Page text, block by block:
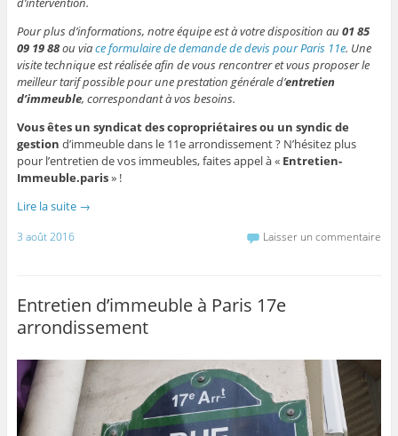
Pour plus d’informations, notre équipe est à votre disposition au 01 85
09 19 88ou viace formulaire de demande de devis pour Paris 11e. Une
visite technique est réalisée afin de vous rencontrer et vous proposer le
meilleur tarif possible pour une prestation générale d’entretien
d’immeuble, correspondant à vos besoins.
Vous êtes un syndicat des copropriétaires ou un syndic de
gestion d’immeuble dans le 11e arrondissement ? N’hésitez plus
pour l’entretien de vos immeubles, faites appel à « Entretien-
Immeuble.paris» !
Lire la suite →
3 août 2016 Laisser un commentaire
Entretien d’immeuble à Paris 17e
arrondissement